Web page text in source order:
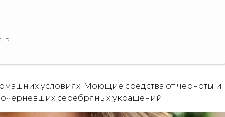
условиях. Моющие средства от черноты и
серебряных украшений